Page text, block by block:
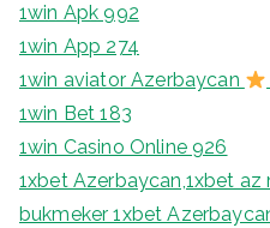
1win Apk 992
1win App 274
1win aviator Azerbaycan
1win Bet 183
1win Casino Online 926
1xbet Azerbaycan,1xbet az
bukmeker 1xbet